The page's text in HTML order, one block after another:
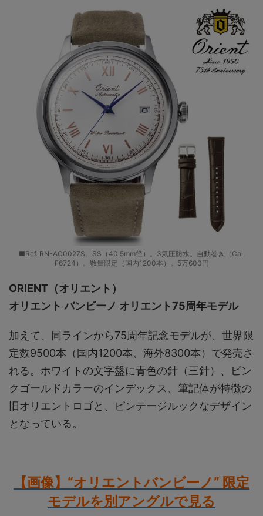
■Ref. RN-AC0027S。SS（40.5mm径）。3気圧防水。自動巻き（Cal.
F6724）。数量限定（国内1200本）。5万600円
ORIENT（オリエント）
オリエント バンビーノ オリエント75周年モデル
加えて、同ラインから75周年記念モデルが、世界限
定数9500本（国内1200本、海外8300本）で発売さ
れる。ホワイトの文字盤に青色の針（三針）、ピン
クゴールドカラーのインデックス、筆記体が特徴の
旧オリエントロゴと、ビンテージルックなデザイン
となっている。
【画像】“オリエントバンビーノ” 限定
モデルを別アングルで見る